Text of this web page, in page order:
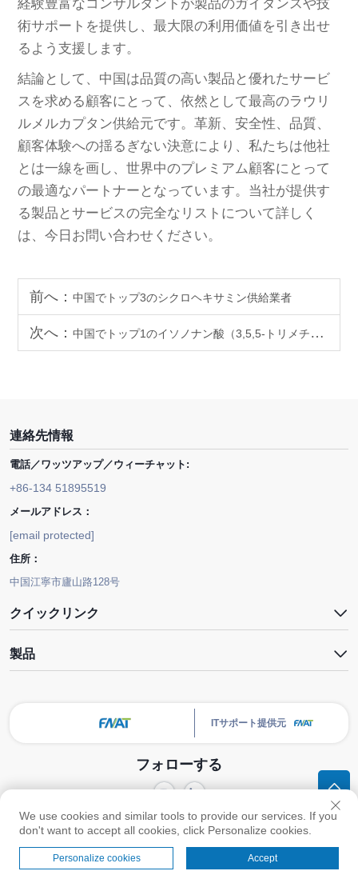
経験豊富なコンサルタントが製品のガイダンスや技
術サポートを提供し、最大限の利用価値を引き出せ
るよう支援します。
結論として、中国は品質の高い製品と優れたサービ
スを求める顧客にとって、依然として最高のラウリ
ルメルカプタン供給元です。革新、安全性、品質、
顧客体験への揺るぎない決意により、私たちは他社
とは一線を画し、世界中のプレミアム顧客にとって
の最適なパートナーとなっています。当社が提供す
る製品とサービスの完全なリストについて詳しく
は、今日お問い合わせください。
前へ： 中国でトップ3のシクロヘキサミン供給業者
次へ： 中国でトップ1のイソノナン酸（3,5,5-トリメチルヘキサノイク酸）サプライヤー
連絡先情報
電話／ワッツアップ／ウィーチャット:
+86-134 51895519
メールアドレス：
[email protected]
住所：
中国江寧市廬山路128号
クイックリンク
製品
ITサポート提供元
フォローする
著作権 © 南京FNAT化学有限公司 すべての権利を保有します -プライバシ
ーポリシー
We use cookies and similar tools to provide our services. If you
don't want to accept all cookies, click Personalize cookies.
Personalize cookies Accept